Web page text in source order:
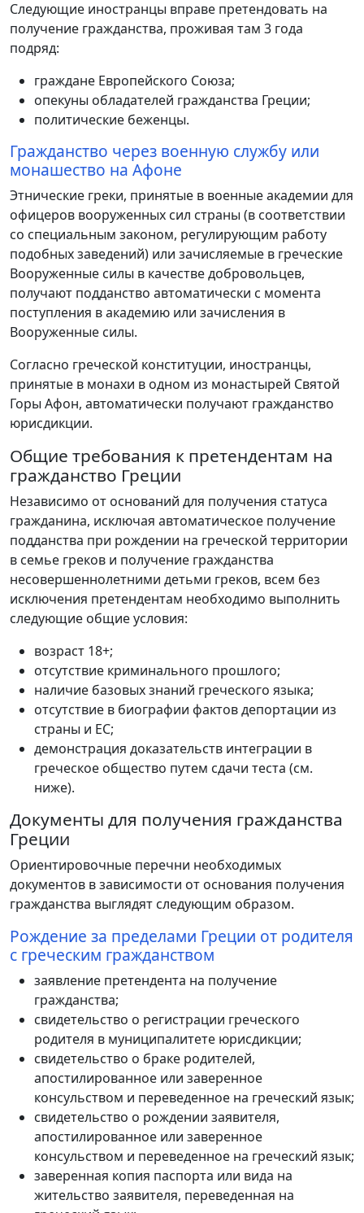
Следующие иностранцы вправе претендовать на
получение гражданства, проживая там 3 года
подряд:
граждане Европейского Союза;
опекуны обладателей гражданства Греции;
политические беженцы.
Гражданство через военную службу или
монашество на Афоне
Этнические греки, принятые в военные академии для
офицеров вооруженных сил страны (в соответствии
со специальным законом, регулирующим работу
подобных заведений) или зачисляемые в греческие
Вооруженные силы в качестве добровольцев,
получают подданство автоматически с момента
поступления в академию или зачисления в
Вооруженные силы.
Согласно греческой конституции, иностранцы,
принятые в монахи в одном из монастырей Святой
Горы Афон, автоматически получают гражданство
юрисдикции.
Общие требования к претендентам на
гражданство Греции
Независимо от оснований для получения статуса
гражданина, исключая автоматическое получение
подданства при рождении на греческой территории
в семье греков и получение гражданства
несовершеннолетними детьми греков, всем без
исключения претендентам необходимо выполнить
следующие общие условия:
возраст 18+;
отсутствие криминального прошлого;
наличие базовых знаний греческого языка;
отсутствие в биографии фактов депортации из
страны и ЕС;
демонстрация доказательств интеграции в
греческое общество путем сдачи теста (см.
ниже).
Документы для получения гражданства
Греции
Ориентировочные перечни необходимых
документов в зависимости от основания получения
гражданства выглядят следующим образом.
Рождение за пределами Греции от родителя
с греческим гражданством
заявление претендента на получение
гражданства;
свидетельство о регистрации греческого
родителя в муниципалитете юрисдикции;
свидетельство о браке родителей,
апостилированное или заверенное
консульством и переведенное на греческий язык;
свидетельство о рождении заявителя,
апостилированное или заверенное
консульством и переведенное на греческий язык;
заверенная копия паспорта или вида на
жительство заявителя, переведенная на